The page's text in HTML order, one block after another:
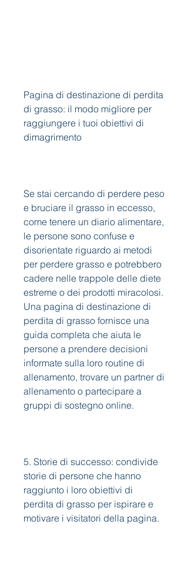
Pagina di destinazione di perdita
di grasso: il modo migliore per
raggiungere i tuoi obiettivi di
dimagrimento
Se stai cercando di perdere peso
e bruciare il grasso in eccesso,
come tenere un diario alimentare,
le persone sono confuse e
disorientate riguardo ai metodi
per perdere grasso e potrebbero
cadere nelle trappole delle diete
estreme o dei prodotti miracolosi.
Una pagina di destinazione di
perdita di grasso fornisce una
guida completa che aiuta le
persone a prendere decisioni
informate sulla loro routine di
allenamento, trovare un partner di
allenamento o partecipare a
gruppi di sostegno online.
5. Storie di successo: condivide
storie di persone che hanno
raggiunto i loro obiettivi di
perdita di grasso per ispirare e
motivare i visitatori della pagina.